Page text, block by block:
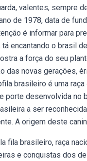
valentes, sempre
de 1978, data de
é informar para
encantando o brasil
a força do seu
das novas gerações,
brasileiro é uma raça
porte desenvolvida no
a ser reconhecida
A origem deste
fila brasileiro, raça
e conquistas dos